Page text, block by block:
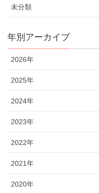
未分類
年別アーカイブ
2026年
2025年
2024年
2023年
2022年
2021年
2020年